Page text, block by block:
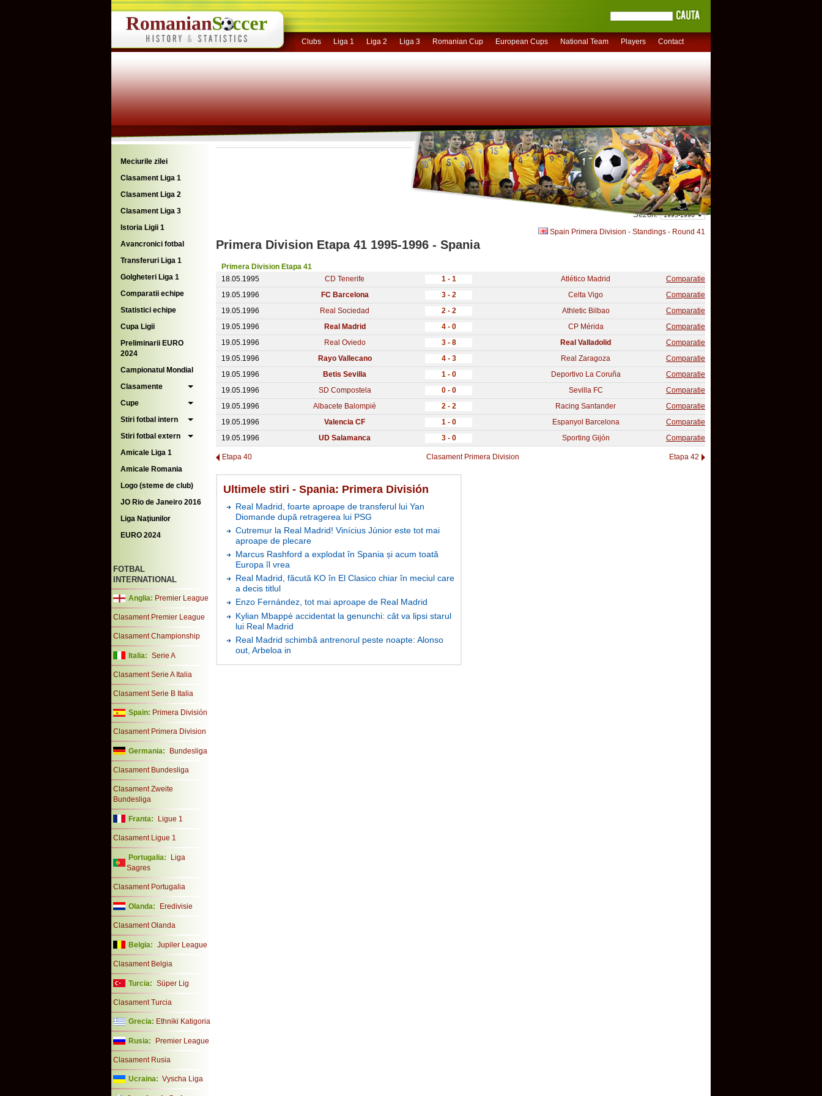
Clubs Liga 1 Liga 2 Liga 3 Romanian Cup European Cups National Team Players Contact
Meciurile zilei
Clasament Liga 1
Clasament Liga 2
Clasament Liga 3
Istoria Ligii 1
Avancronici fotbal
Transferuri Liga 1
Golgheteri Liga 1
Comparatii echipe
Statistici echipe
Cupa Ligii
Preliminarii EURO
2024
Campionatul Mondial
Clasamente
Cupe
Stiri fotbal intern
Stiri fotbal extern
Amicale Liga 1
Amicale Romania
Logo (steme de club)
JO Rio de Janeiro 2016
Liga Naţiunilor
EURO 2024
FOTBAL
INTERNATIONAL
Anglia: Premier League
Clasament Premier League
Clasament Championship
Italia: Serie A
Clasament Serie A Italia
Clasament Serie B Italia
Spain: Primera División
Clasament Primera Division
Germania: Bundesliga
Clasament Bundesliga
Clasament Zweite
Bundesliga
Franta: Ligue 1
Clasament Ligue 1
Portugalia:
Liga
Sagres
Clasament Portugalia
Olanda: Eredivisie
Clasament Olanda
Belgia: Jupiler League
Clasament Belgia
Turcia: Süper Lig
Clasament Turcia
Grecia: Ethniki Katigoria
Rusia: Premier League
Clasament Rusia
Ucraina: Vyscha Liga
Sezon:
Primera Division Etapa 41 1995-1996 - Spania
Spain Primera Division - Standings - Round 41
Primera Division Etapa 41
18.05.1995
CD Tenerife 1 - 1 Atlético Madrid
Comparatie
19.05.1996
FC Barcelona 3 - 2 Celta Vigo
Comparatie
19.05.1996
Real Sociedad 2 - 2 Athletic Bilbao
Comparatie
19.05.1996
Real Madrid 4 - 0 CP Mérida
Comparatie
19.05.1996
Real Oviedo 3 - 8 Real Valladolid
Comparatie
19.05.1996
Rayo Vallecano 4 - 3 Real Zaragoza
Comparatie
19.05.1996
Betis Sevilla 1 - 0 Deportivo La Coruña
Comparatie
19.05.1996
SD Compostela 0 - 0 Sevilla FC
Comparatie
19.05.1996
Albacete Balompié 2 - 2 Racing Santander
Comparatie
19.05.1996
Valencia CF 1 - 0 Espanyol Barcelona
Comparatie
19.05.1996
UD Salamanca 3 - 0 Sporting Gijón Comparatie
Etapa 40 Clasament Primera Division Etapa 42
Ultimele stiri - Spania: Primera División
Real Madrid, foarte aproape de transferul lui Yan
Diomande după retragerea lui PSG
Cutremur la Real Madrid! Vinícius Júnior este tot mai
aproape de plecare
Marcus Rashford a explodat în Spania și acum toată
Europa îl vrea
Real Madrid, făcută KO în El Clasico chiar în meciul care
a decis titlul
Enzo Fernández, tot mai aproape de Real Madrid
Kylian Mbappé accidentat la genunchi: cât va lipsi starul
lui Real Madrid
Real Madrid schimbă antrenorul peste noapte: Alonso
out, Arbeloa in